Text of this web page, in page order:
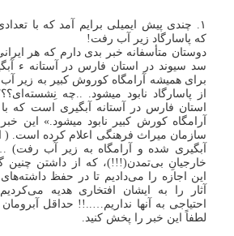
۱. چندی پیش ایمیلی برایم آمد که با
که پاسارگاد زیر آب رفت!
دوستان متأسفانه خبر بدی دارم که هر
سد سیوند در استان فارس در آستانه ء
برای همیشه آرامگاه کوروش کبیر به زیر
از پاسارگاد نابود میشود. ..چه
استان فارس در آستانه آبگیری است که
آرامگاه کورش کبیر نابود میشود.» این
سازمان میراث فرهنگی اعلام کرده است. (
آبگیری شده و آرامگاه به زیر آب
خارجیانِ بی‌تمدن(!!!)، که از داشتن چنین
این اجازه را می‌دادیم تا در حفظ
آثار را به ایشان افتخاری هدیه
احتیاجی به آنها نداریم…..!! حداقل
لطفاً این خبر را پخش کنید.